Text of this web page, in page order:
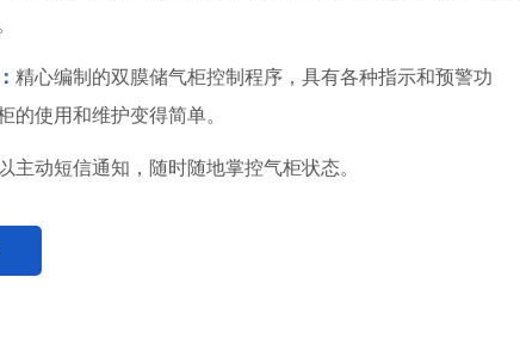
精心编制的双膜储气柜控制程序，具有各种指示和预警功
的使用和维护变得简单。
主动短信通知，随时随地掌控气柜状态。